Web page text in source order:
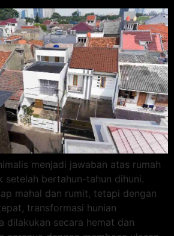
menjadi jawaban atas rumah
setelah bertahun-tahun dihuni.
mahal dan rumit, tetapi dengan
transformasi hunian
dilakukan secara hemat dan